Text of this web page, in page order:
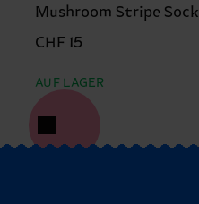
Mushroom Stripe Sock
CHF 15
AUF LAGER